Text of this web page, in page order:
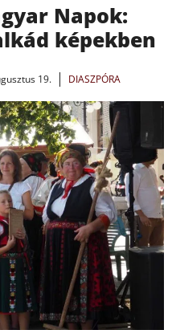
Napok:
képekben
19. DIASZPÓRA